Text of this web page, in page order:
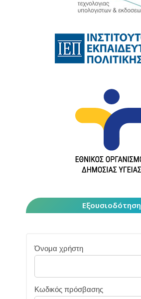
Εξουσιοδότηση
Όνομα χρήστη
Κωδικός πρόσβασης